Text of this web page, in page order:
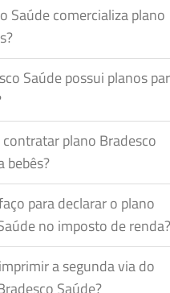
Saúde comercializa plano
Saúde possui planos
plano Bradesco
bebês?
para declarar o plano
no imposto de renda?
a segunda via do